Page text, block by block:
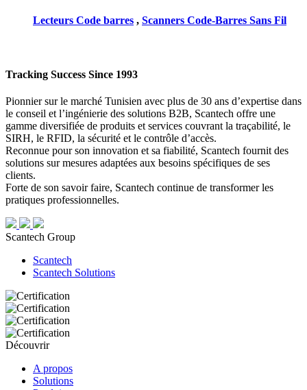
Lecteurs Code barres , Scanners Code-Barres Sans Fil
Tracking Success Since 1993
Pionnier sur le marché Tunisien avec plus de 30 ans d’expertise dans
le conseil et l’ingénierie des solutions B2B, Scantech offre une
gamme diversifiée de produits et services couvrant la traçabilité, le
SIRH, le RFID, la sécurité et le contrôle d’accès.
Reconnue pour son innovation et sa fiabilité, Scantech fournit des
solutions sur mesures adaptées aux besoins spécifiques de ses
clients.
Forte de son savoir faire, Scantech continue de transformer les
pratiques professionnelles.
Scantech Group
Scantech
Scantech Solutions
Découvrir
A propos
Solutions